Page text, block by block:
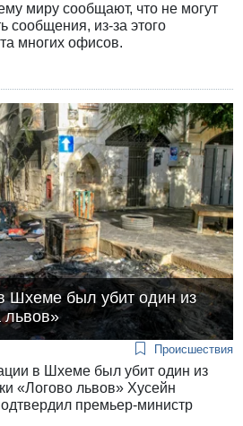
миру сообщают, что не могут
сообщения, из-за этого
многих офисов.
Шхеме был убит один из
львов»
Происшествия
в Шхеме был убит один из
«Логово львов» Хусейн
премьер-министр